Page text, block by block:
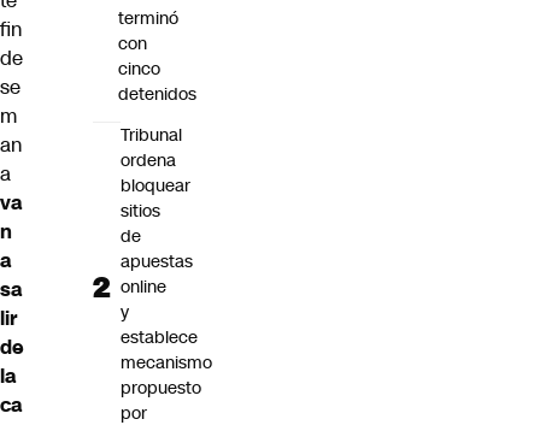
fin
de
se
m
an
a
va
n
a
sa
lir
de
la
ca
terminó
con
cinco
detenidos
Tribunal
ordena
bloquear
sitios
de
apuestas
online
y
establece
mecanismo
propuesto
por